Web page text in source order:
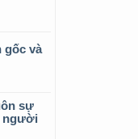
gốc và
sự
người